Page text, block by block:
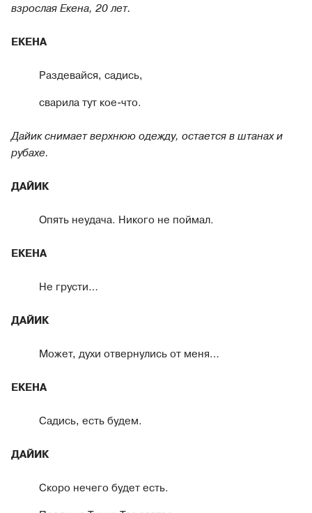
взрослая Екена, 20 лет.
ЕКЕНА
Раздевайся, садись,
сварила тут кое-что.
Дайик снимает верхнюю одежду, остается в штанах и
рубахе.
ДАЙИК
Опять неудача. Никого не поймал.
ЕКЕНА
Не грусти…
ДАЙИК
Может, духи отвернулись от меня…
ЕКЕНА
Садись, есть будем.
ДАЙИК
Скоро нечего будет есть.